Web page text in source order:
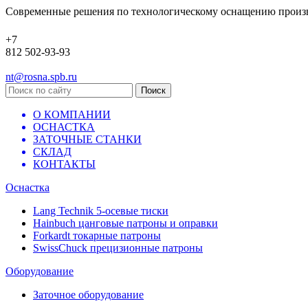
Современные решения по технологическому оснащению
+7
812 502-93-93
nt@rosna.spb.ru
О КОМПАНИИ
ОСНАСТКА
ЗАТОЧНЫЕ СТАНКИ
СКЛАД
КОНТАКТЫ
Оснастка
Lang Technik 5-осевые тиски
Hainbuch цанговые патроны и оправки
Forkardt токарные патроны
SwissChuck прецизионные патроны
Оборудование
Заточное оборудование